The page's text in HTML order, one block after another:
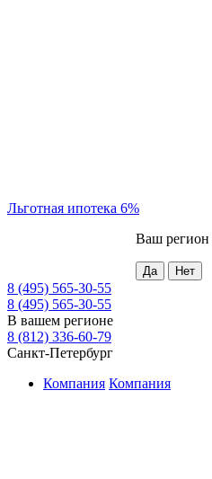
Льготная ипотека 6%
Ваш регион
8 (495) 565-30-55
8 (495) 565-30-55
В вашем регионе
8 (812) 336-60-79
Санкт-Петербург
Компания Компания